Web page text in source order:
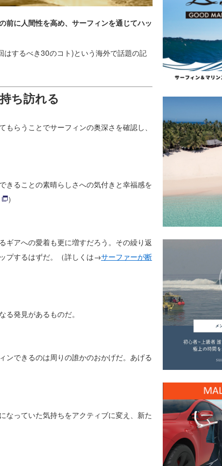
前に人間性を高め、サーフィンを通じてハッ
はするべき30のコト)という海外で話題の記
ち訪れる
らうことでサーフィンの奥深さを確認し、
きることの素晴らしさへの気付きと幸福感を
）
ギアへの愛着も更に増すだろう。その繰り返
プするはずだ。（詳しくは→サーファーが断
発見があるものだ。
ンできるのは周りの誰かのおかげだ。あげる
なっていた気持ちをアクティブに変え、新た